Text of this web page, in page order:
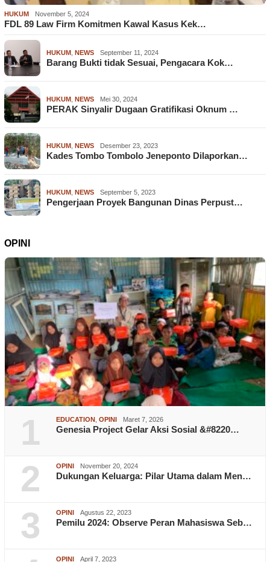
HUKUM November 5, 2024
FDL 89 Law Firm Komitmen Kawal Kasus Kek…
HUKUM NEWS September 11, 2024
Barang Bukti tidak Sesuai, Pengacara Kok…
HUKUM NEWS Mei 30, 2024
PERAK Sinyalir Dugaan Gratifikasi Oknum …
HUKUM NEWS Desember 23, 2023
Kades Tombo Tombolo Jeneponto Dilaporkan…
HUKUM NEWS September 5, 2023
Pengerjaan Proyek Bangunan Dinas Perpust…
OPINI
1 EDUCATION OPINI Maret 7, 2026
Genesia Project Gelar Aksi Sosial &#8220…
2 OPINI November 20, 2024
Dukungan Keluarga: Pilar Utama dalam Men…
3 OPINI Agustus 22, 2023
Pemilu 2024: Observe Peran Mahasiswa Seb…
OPINI April 7, 2023